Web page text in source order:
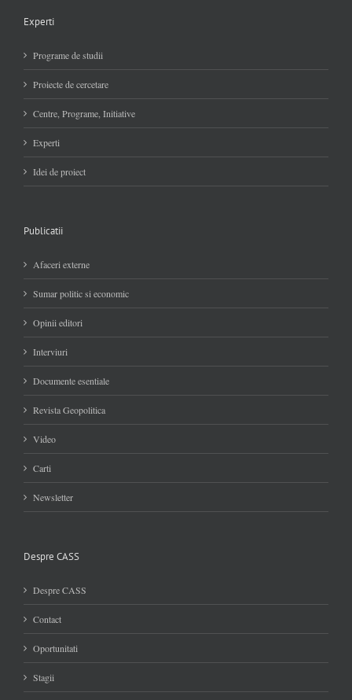
Experti
Programe de studii
Proiecte de cercetare
Centre, Programe, Initiative
Experti
Idei de proiect
Publicatii
Afaceri externe
Sumar politic si economic
Opinii editori
Interviuri
Documente esentiale
Revista Geopolitica
Video
Carti
Newsletter
Despre CASS
Despre CASS
Contact
Oportunitati
Stagii